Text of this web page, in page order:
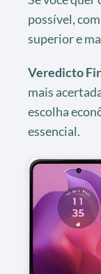
possível,
superior e
Veredicto
mais
escolha
essencial.